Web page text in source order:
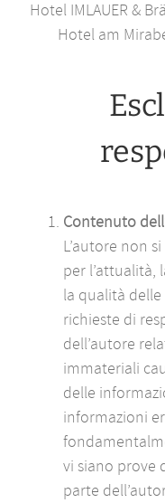
Hotel IMLAUER &
Hotel am
Contenuto
L’autore non
per l’attualità,
la qualità
richieste di
dell’autore
immateriali
delle
informazioni
vi siano prove
parte